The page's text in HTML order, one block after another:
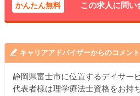
かんたん無料 この求人に問い
キャリアアドバイザーからのコメント
静岡県富士市に位置するデイサー
代表者様は理学療法士資格をお持